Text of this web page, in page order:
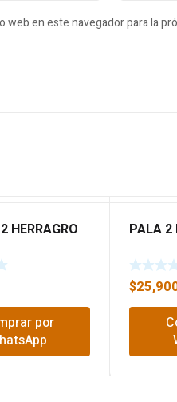
en este navegador para la
HERRAGRO
por
PALA 2
$